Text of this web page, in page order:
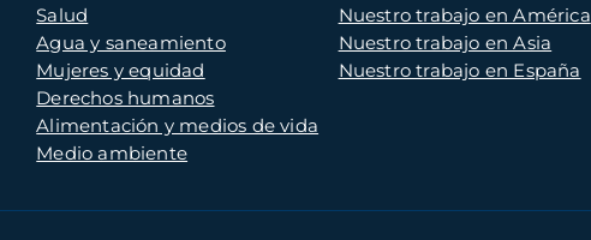
Salud
Agua y saneamiento
Mujeres y equidad
Derechos humanos
Alimentación y medios de vida
Medio ambiente
Nuestro trabajo en América
Nuestro trabajo en Asia
Nuestro trabajo en España